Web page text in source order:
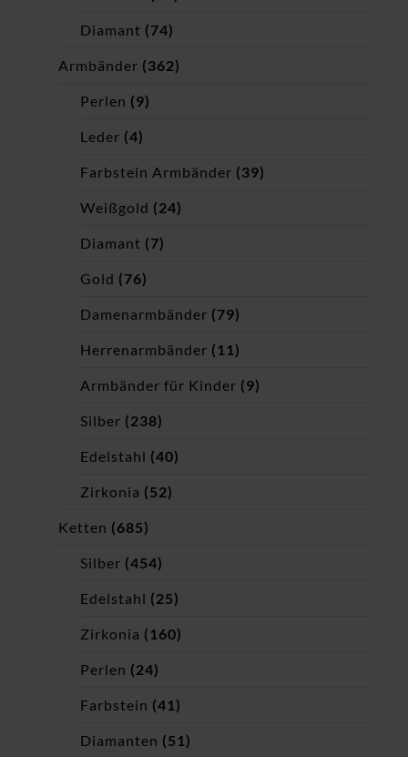
Diamant (74)
Armbänder (362)
Perlen (9)
Leder (4)
Farbstein Armbänder (39)
Weißgold (24)
Diamant (7)
Gold (76)
Damenarmbänder (79)
Herrenarmbänder (11)
Armbänder für Kinder (9)
Silber (238)
Edelstahl (40)
Zirkonia (52)
Ketten (685)
Silber (454)
Edelstahl (25)
Zirkonia (160)
Perlen (24)
Farbstein (41)
Diamanten (51)